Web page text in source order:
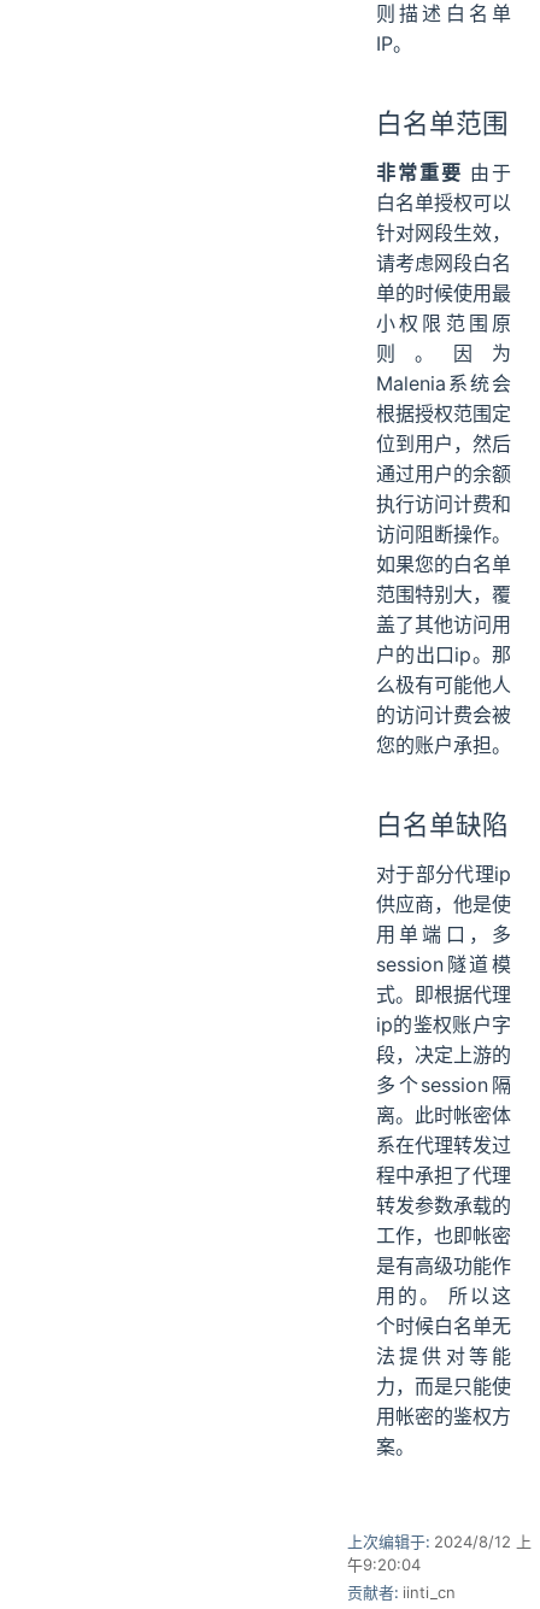
则描述白名单
IP。
白名单范围
非常重要 由于
白名单授权可以
针对网段生效，
请考虑网段白名
单的时候使用最
小权限范围原
则。因为
Malenia系统会
根据授权范围定
位到用户，然后
通过用户的余额
执行访问计费和
访问阻断操作。
如果您的白名单
范围特别大，覆
盖了其他访问用
户的出口ip。那
么极有可能他人
的访问计费会被
您的账户承担。
白名单缺陷
对于部分代理ip
供应商，他是使
用单端口，多
session隧道模
式。即根据代理
ip的鉴权账户字
段，决定上游的
多个session隔
离。此时帐密体
系在代理转发过
程中承担了代理
转发参数承载的
工作，也即帐密
是有高级功能作
用的。 所以这
个时候白名单无
法提供对等能
力，而是只能使
用帐密的鉴权方
案。
上次编辑于: 2024/8/12 上
午9:20:04
贡献者: iinti_cn